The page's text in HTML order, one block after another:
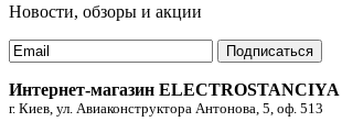
Новости, обзоры и акции
Подписаться
Интернет-магазин ELECTROSTANCIYA
г. Киев, ул. Авиаконструктора Антонова, 5, оф. 513